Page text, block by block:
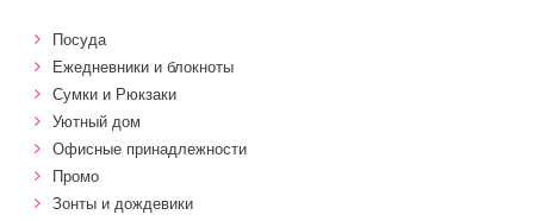
Посуда
Ежедневники и блокноты
Сумки и Рюкзаки
Уютный дом
Офисные принадлежности
Промо
Зонты и дождевики